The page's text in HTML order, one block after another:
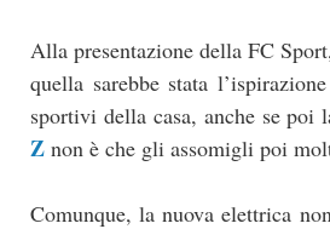
Alla presentazione della FC
quella sarebbe stata
sportivi della casa, anche se poi
Z non è che gli assomigli poi
Comunque, la nuova elettrica